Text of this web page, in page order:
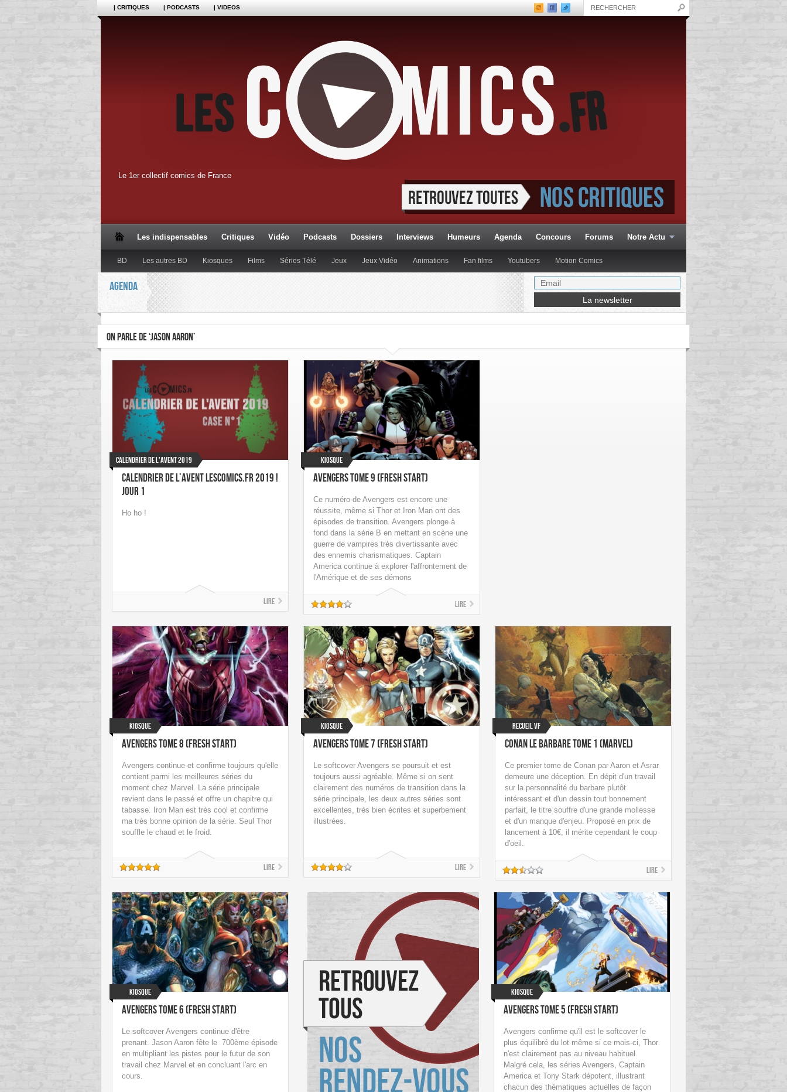
| CRITIQUES | PODCASTS | VIDEOS
Le 1er collectif comics de France
Les indispensables Critiques Vidéo Podcasts Dossiers Interviews Humeurs Agenda Concours Forums Notre Actu
BD Les autres BD Kiosques Films Séries Télé Jeux Jeux Vidéo Animations Fan films Youtubers Motion Comics
AGENDA
ON PARLE DE ‘JASON AARON’
Calendrier de l'Avent 2019
Calendrier de l’Avent LesComics.fr 2019 !
Jour 1
Ho ho !
Lire
Kiosque
Avengers Tome 9 (Fresh Start)
Ce numéro de Avengers est encore une
réussite, même si Thor et Iron Man ont des
épisodes de transition. Avengers plonge à
fond dans la série B en mettant en scène une
guerre de vampires très divertissante avec
des ennemis charismatiques. Captain
America continue à explorer l'affrontement de
l'Amérique et de ses démons
Lire
Kiosque
Avengers Tome 8 (Fresh Start)
Avengers continue et confirme toujours qu'elle
contient parmi les meilleures séries du
moment chez Marvel. La série principale
revient dans le passé et offre un chapitre qui
tabasse. Iron Man est très cool et confirme
ma très bonne opinion de la série. Seul Thor
souffle le chaud et le froid.
Lire
Kiosque
Avengers Tome 7 (Fresh Start)
Le softcover Avengers se poursuit et est
toujours aussi agréable. Même si on sent
clairement des numéros de transition dans la
série principale, les deux autres séries sont
excellentes, très bien écrites et superbement
illustrées.
Lire
Recueil VF
Conan le Barbare Tome 1 (Marvel)
Ce premier tome de Conan par Aaron et Asrar
demeure une déception. En dépit d'un travail
sur la personnalité du barbare plutôt
intéressant et d'un dessin tout bonnement
parfait, le titre souffre d'une grande mollesse
et d'un manque d'enjeu. Proposé en prix de
lancement à 10€, il mérite cependant le coup
d'oeil.
Lire
Kiosque
Avengers Tome 6 (Fresh Start)
Le softcover Avengers continue d'être
prenant. Jason Aaron fête le 700ème épisode
en multipliant les pistes pour le futur de son
travail chez Marvel et en concluant l'arc en
cours.
Kiosque
Avengers Tome 5 (Fresh Start)
Avengers confirme qu'il est le softcover le
plus équilibré du lot même si ce mois-ci, Thor
n'est clairement pas au niveau habituel.
Malgré cela, les séries Avengers, Captain
America et Tony Stark dépotent, illustrant
chacun des thématiques actuelles de façon